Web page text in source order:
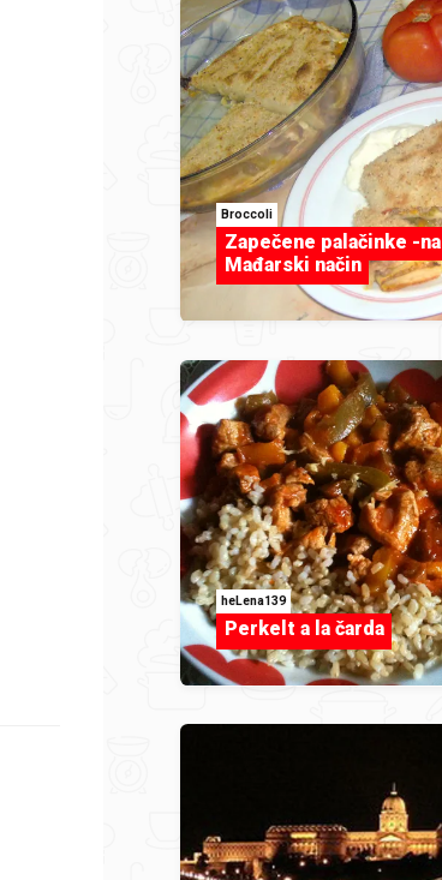
Broccoli
Zapečene palačinke -na
Mađarski način
heLena139
Perkelt a la čarda